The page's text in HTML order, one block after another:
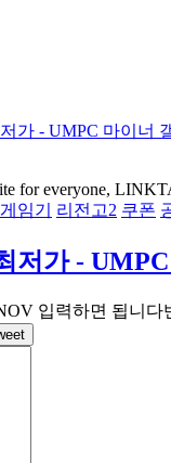
가 - UMPC 마이너
for everyone,
게임기 리전고2 쿠폰
저가 -
입력하면 됩니